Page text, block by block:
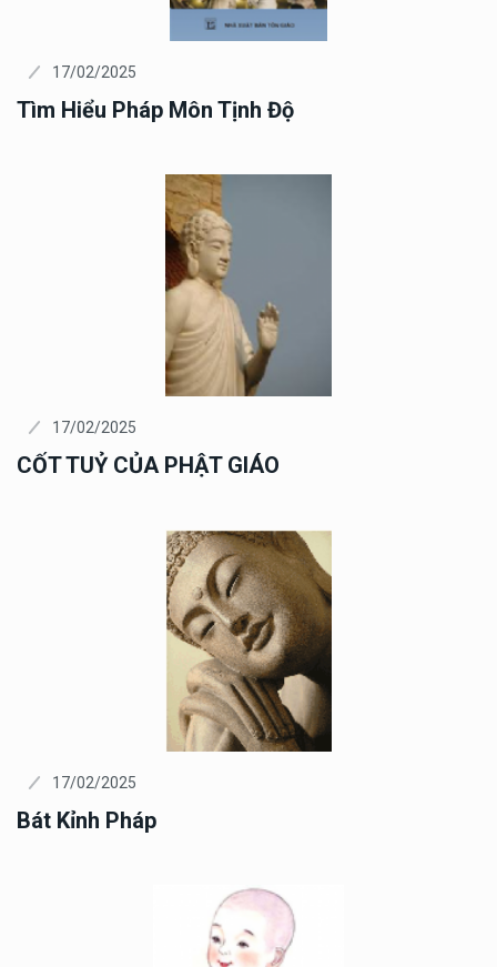
17/02/2025
Tìm Hiểu Pháp Môn Tịnh Độ
17/02/2025
CỐT TUỶ CỦA PHẬT GIÁO
17/02/2025
Bát Kỉnh Pháp